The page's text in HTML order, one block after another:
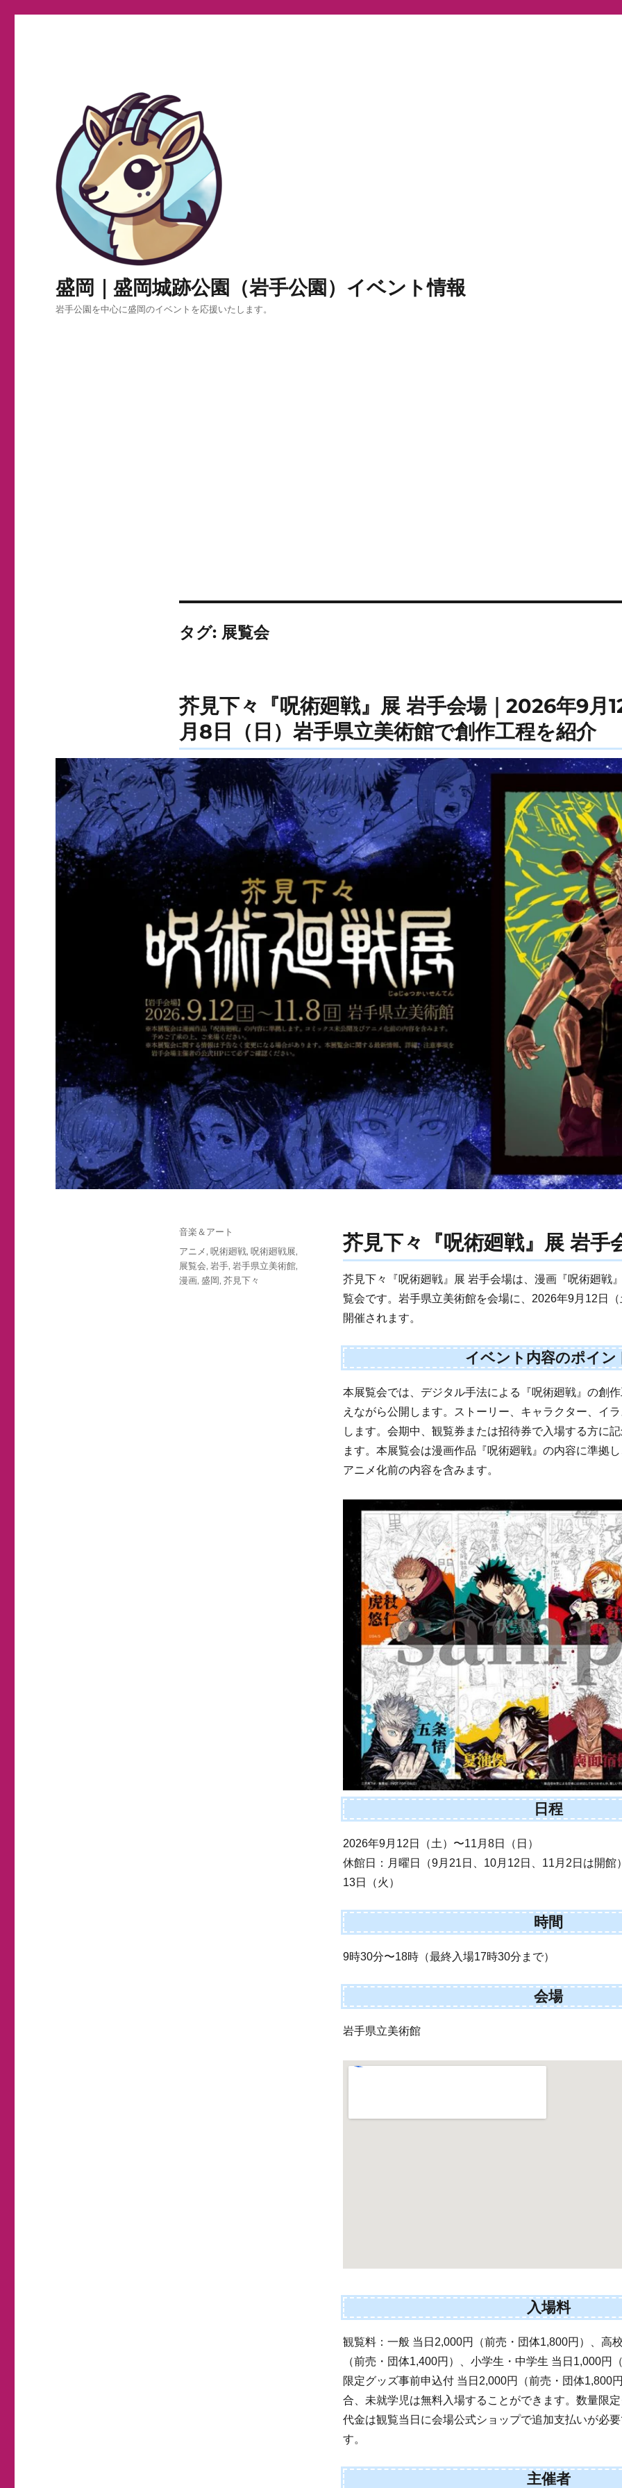
盛岡｜盛岡城跡公園（岩手公園）イベント情報
岩手公園を中心に盛岡のイベントを応援いたします。
タグ: 展覧会
芥見下々『呪術廻戦』展 岩手会場｜2026年9月
月8日（日）岩手県立美術館で創作工程を紹介
芥見下々『呪術廻戦』展 岩手
芥見下々『呪術廻戦』展 岩手会場は、漫画『呪術廻戦
覧会です。岩手県立美術館を会場に、2026年9月12日
開催されます。
イベント内容のポイン
本展覧会では、デジタル手法による『呪術廻戦』の創
えながら公開します。ストーリー、キャラクター、イ
します。会期中、観覧券または招待券で入場する方に
ます。本展覧会は漫画作品『呪術廻戦』の内容に準拠
アニメ化前の内容を含みます。
日程
2026年9月12日（土）〜11月8日（日）
休館日：月曜日（9月21日、10月12日、11月2日は開館
13日（火）
時間
9時30分〜18時（最終入場17時30分まで）
会場
岩手県立美術館
入場料
観覧料：一般 当日2,000円（前売・団体1,800円）、高
（前売・団体1,400円）、小学生・中学生 当日1,000円
限定グッズ事前申込付 当日2,000円（前売・団体1,800
合、未就学児は無料入場することができます。数量限
代金は観覧当日に会場公式ショップで追加支払いが必
す。
主催者
投
日:
カ
ゴ
リ
音楽＆アート
タ
グ
アニメ, 呪術廻戦, 呪術廻戦展,
展覧会, 岩手, 岩手県立美術館,
漫画, 盛岡, 芥見下々